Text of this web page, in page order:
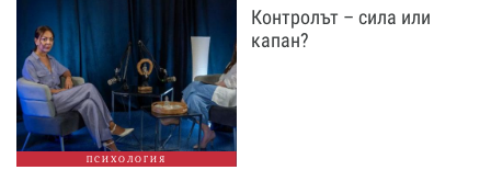
ПСИХОЛОГИЯ
Контролът – сила или
капан?